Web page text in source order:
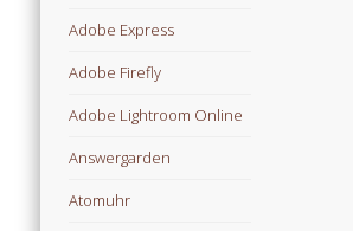
Adobe Express
Adobe Firefly
Adobe Lightroom Online
Answergarden
Atomuhr